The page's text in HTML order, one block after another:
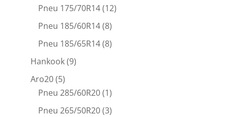
Pneu 175/70R14(12)
Pneu 185/60R14(8)
Pneu 185/65R14(8)
Hankook(9)
Aro20(5)
Pneu 285/60R20(1)
Pneu 265/50R20(3)